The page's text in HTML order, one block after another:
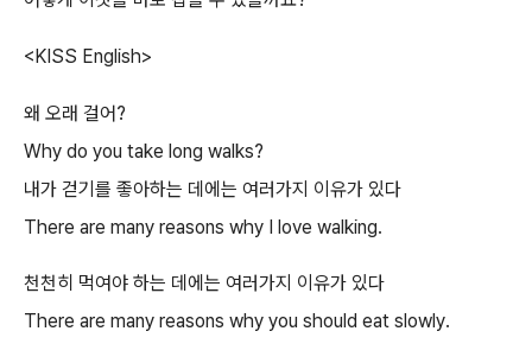
<KISS English>
왜 오래 걸어?
Why do you take long walks?
내가 걷기를 좋아하는 데에는 여러가지 이유가 있다
There are many reasons why I love walking.
천천히 먹여야 하는 데에는 여러가지 이유가 있다
There are many reasons why you should eat slowly.